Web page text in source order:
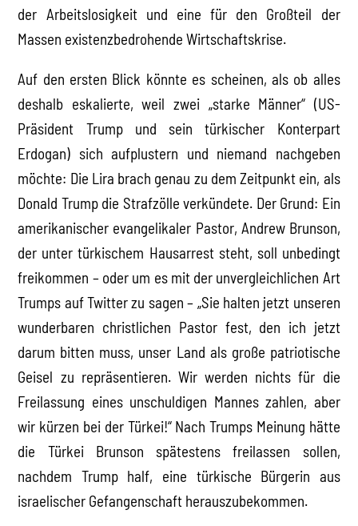
der Arbeitslosigkeit und eine für den Großteil der
Massen existenzbedrohende Wirtschaftskrise.
Auf den ersten Blick könnte es scheinen, als ob alles
deshalb eskalierte, weil zwei „starke Männer“ (US-
Präsident Trump und sein türkischer Konterpart
Erdogan) sich aufplustern und niemand nachgeben
möchte: Die Lira brach genau zu dem Zeitpunkt ein, als
Donald Trump die Strafzölle verkündete. Der Grund: Ein
amerikanischer evangelikaler Pastor, Andrew Brunson,
der unter türkischem Hausarrest steht, soll unbedingt
freikommen – oder um es mit der unvergleichlichen Art
Trumps auf Twitter zu sagen – „Sie halten jetzt unseren
wunderbaren christlichen Pastor fest, den ich jetzt
darum bitten muss, unser Land als große patriotische
Geisel zu repräsentieren. Wir werden nichts für die
Freilassung eines unschuldigen Mannes zahlen, aber
wir kürzen bei der Türkei!“ Nach Trumps Meinung hätte
die Türkei Brunson spätestens freilassen sollen,
nachdem Trump half, eine türkische Bürgerin aus
israelischer Gefangenschaft herauszubekommen.